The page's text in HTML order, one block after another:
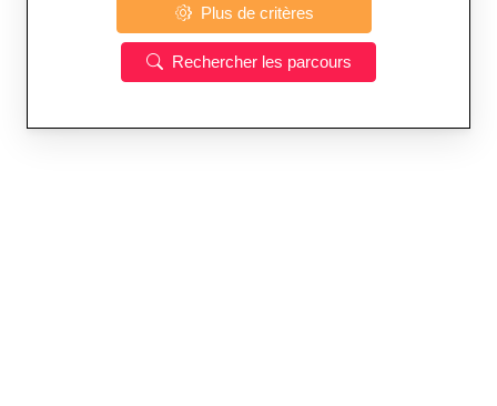
Plus de critères
Rechercher les parcours